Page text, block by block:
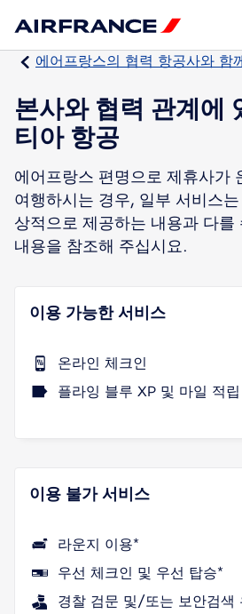
에어프랑스의 협력 항공사와 함
본사와 협력 관계에
티아 항공
에어프랑스 편명으로 제휴사가
여행하시는 경우, 일부 서비스
상적으로 제공하는 내용과 다를
내용을 참조해 주십시요.
이용 가능한 서비스
온라인 체크인
플라잉 블루 XP 및 마일 적립
이용 불가 서비스
라운지 이용*
우선 체크인 및 우선 탑승*
경찰 검문 및/또는 보안검색